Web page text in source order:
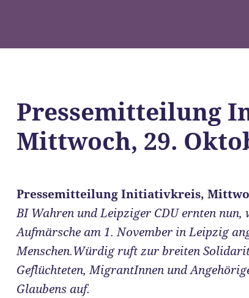
Pressemitteilung
Mittwoch, 29.
Pressemitteilung Initiativkreis,
BI Wahren und Leipziger CDU ernten nun,
Aufmärsche am 1. November in Leipzig
Menschen.Würdig ruft zur breiten
Geflüchteten, MigrantInnen und
Glaubens auf.